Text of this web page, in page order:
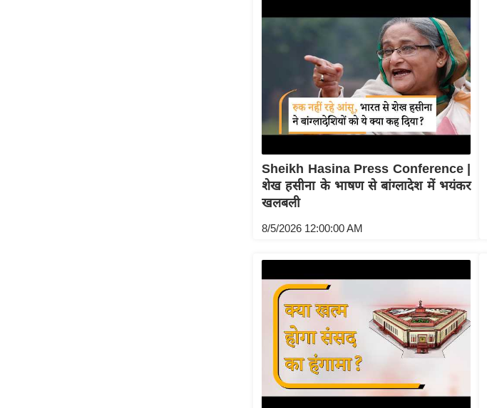
Sheikh Hasina Press Conference |
शेख हसीना के भाषण से बांग्लादेश में भयंकर
खलबली
8/5/2026 12:00:00 AM